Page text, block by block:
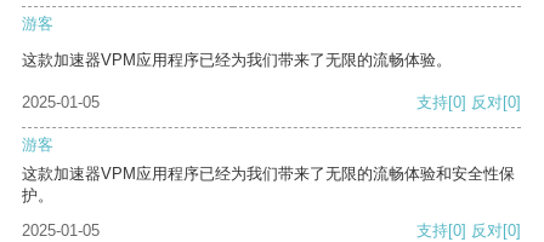
游客
这款加速器VPM应用程序已经为我们带来了无限的流畅体验。
2025-01-05 支持[0] 反对[0]
游客
这款加速器VPM应用程序已经为我们带来了无限的流畅体验和安全性保
护。
2025-01-05
支持[0] 反对[0]